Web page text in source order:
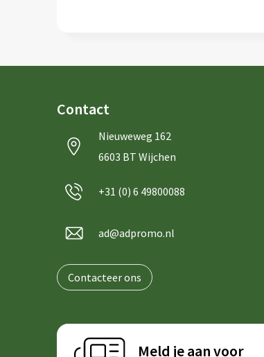
Contact
Nieuweweg 162
6603 BT Wijchen
+31 (0) 6 49800088
ad@adpromo.nl
Contacteer ons
Meld je aan voor